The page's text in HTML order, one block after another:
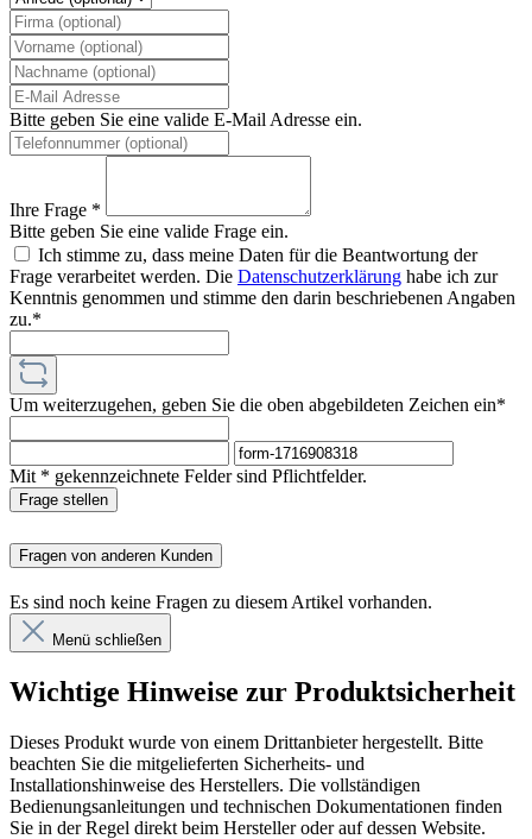
Bitte geben Sie eine valide E-Mail Adresse ein.
Ihre Frage *
Bitte geben Sie eine valide Frage ein.
Ich stimme zu, dass meine Daten für die Beantwortung der
Frage verarbeitet werden. Die Datenschutzerklärung habe ich zur
Kenntnis genommen und stimme den darin beschriebenen Angaben
zu.*
Um weiterzugehen, geben Sie die oben abgebildeten Zeichen ein*
Mit * gekennzeichnete Felder sind Pflichtfelder.
Frage stellen
Fragen von anderen Kunden
Es sind noch keine Fragen zu diesem Artikel vorhanden.
Menü schließen
Wichtige Hinweise zur Produktsicherheit
Dieses Produkt wurde von einem Drittanbieter hergestellt. Bitte
beachten Sie die mitgelieferten Sicherheits- und
Installationshinweise des Herstellers. Die vollständigen
Bedienungsanleitungen und technischen Dokumentationen finden
Sie in der Regel direkt beim Hersteller oder auf dessen Website.